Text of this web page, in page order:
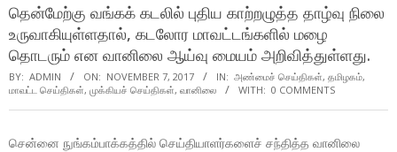
தென்மேற்கு வங்கக் கடலில் புதிய காற்றழுத்த தாழ்வு நிலை
உருவாகியுள்ளதால், கடலோர மாவட்டங்களில் மழை
தொடரும் என வானிலை ஆய்வு மையம் அறிவித்துள்ளது.
BY: ADMIN ON: NOVEMBER 7, 2017 IN: அண்மைச் செய்திகள், தமிழகம்,
மாவட்ட செய்திகள், முக்கியச் செய்திகள், வானிலை WITH: 0 COMMENTS
சென்னை நுங்கம்பாக்கத்தில் செய்தியாளர்களைச் சந்தித்த வானிலை